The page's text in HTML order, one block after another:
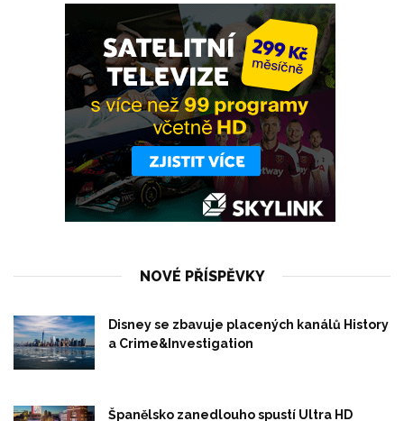
NOVÉ PŘÍSPĚVKY
Disney se zbavuje placených kanálů History
a Crime&Investigation
Španělsko zanedlouho spustí Ultra HD